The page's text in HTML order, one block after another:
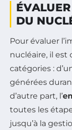
DU
Pour évaluer
nucléaire, il est
catégories :
générées
d’autre part, l’
toutes les
jusqu’à la